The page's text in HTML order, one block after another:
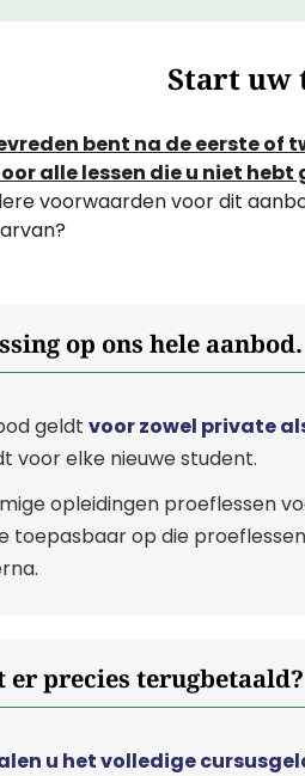
Start uw
bent na de eerste of
alle lessen die u niet hebt
voorwaarden voor dit
op ons hele aanbod.
geldtvoor zowel private
voor elke nieuwe student.
opleidingen proeflessen
toepasbaar op die
er precies terugbetaald?
u het volledige